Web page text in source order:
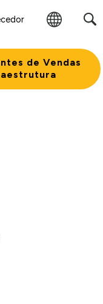
Alterar
de Vendas